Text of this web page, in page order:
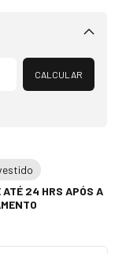
Alterar CEP
CALCULAR
ATÉ 24 HRS APÓS A